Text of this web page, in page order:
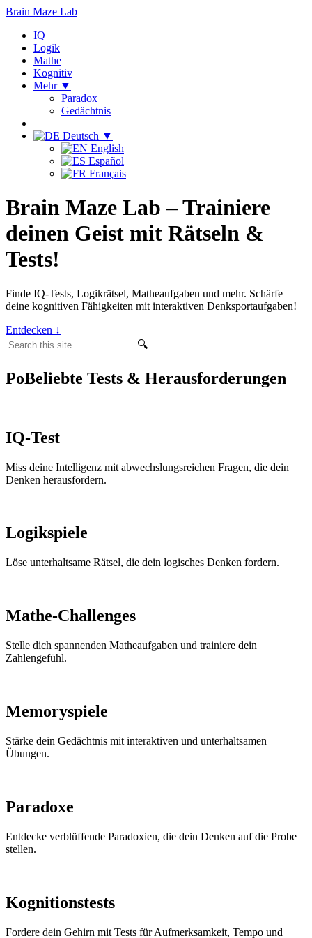
Brain Maze Lab
IQ
Logik
Mathe
Kognitiv
Mehr ▼
Paradox
Gedächtnis
Deutsch ▼
English
Español
Français
Brain Maze Lab – Trainiere
deinen Geist mit Rätseln &
Tests!
Finde IQ-Tests, Logikrätsel, Matheaufgaben und mehr. Schärfe
deine kognitiven Fähigkeiten mit interaktiven Denksportaufgaben!
Entdecken ↓
🔍︎
PoBeliebte Tests & Herausforderungen
IQ-Test
Miss deine Intelligenz mit abwechslungsreichen Fragen, die dein
Denken herausfordern.
Logikspiele
Löse unterhaltsame Rätsel, die dein logisches Denken fordern.
Mathe-Challenges
Stelle dich spannenden Matheaufgaben und trainiere dein
Zahlengefühl.
Memoryspiele
Stärke dein Gedächtnis mit interaktiven und unterhaltsamen
Übungen.
Paradoxe
Entdecke verblüffende Paradoxien, die dein Denken auf die Probe
stellen.
Kognitionstests
Fordere dein Gehirn mit Tests für Aufmerksamkeit, Tempo und